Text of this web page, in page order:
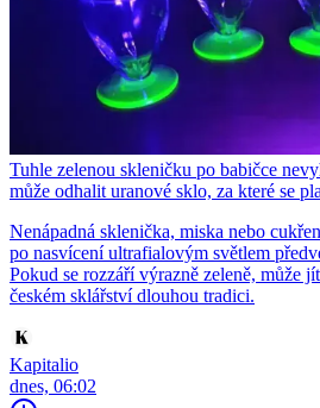
Tuhle zelenou skleničku po babičce
může odhalit uranové sklo, za které se
Nenápadná sklenička, miska nebo
po nasvícení ultrafialovým světlem
Pokud se rozzáří výrazně zeleně, může
českém sklářství dlouhou tradici.
Kapitalio
dnes, 06:02